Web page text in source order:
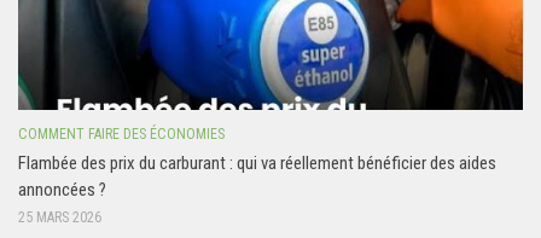
COMMENT FAIRE DES ÉCONOMIES
Flambée des prix du carburant : qui va réellement bénéficier des aides
annoncées ?
25 MARS 2026